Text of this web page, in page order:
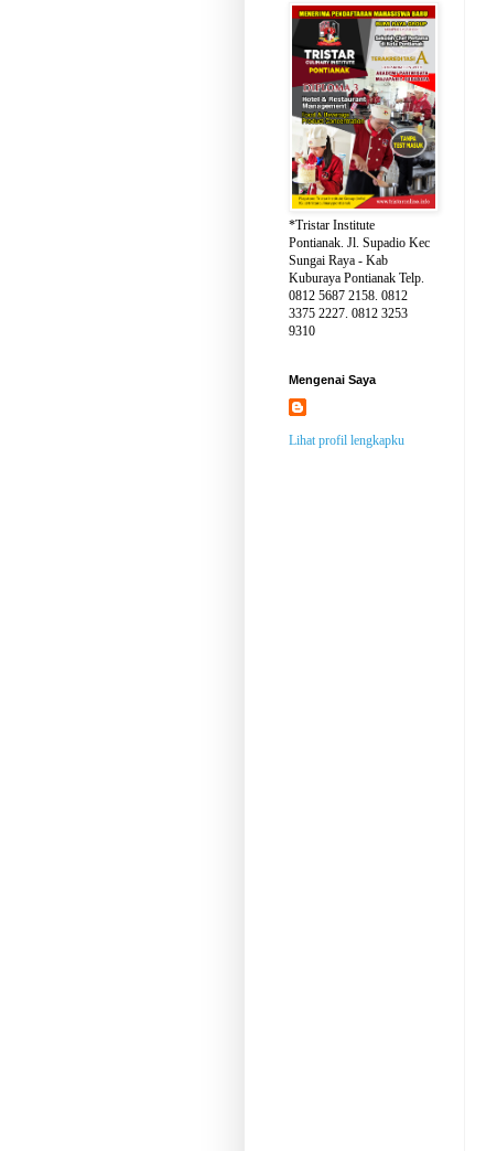
*Tristar Institute
Pontianak. Jl. Supadio Kec
Sungai Raya - Kab
Kuburaya Pontianak Telp.
0812 5687 2158. 0812
3375 2227. 0812 3253
9310
Mengenai Saya
Lihat profil lengkapku